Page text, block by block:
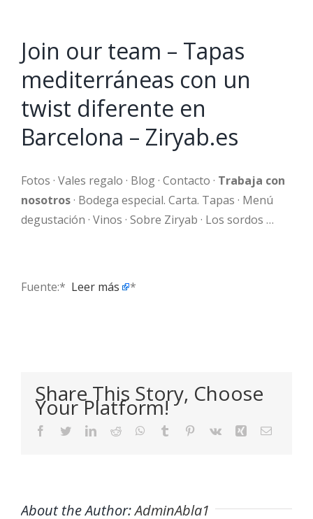
Join our team – Tapas
mediterráneas con un
twist diferente en
Barcelona – Ziryab.es
Fotos · Vales regalo · Blog · Contacto · Trabaja con
nosotros· Bodega especial. Carta. Tapas · Menú
degustación · Vinos · Sobre Ziryab · Los sordos …
Fuente:* ​ Leer más *
Share This Story, Choose
Your Platform!
Facebook
TwitterLinkedIn
Reddit WhatsApp
Tumblr Pinterest
Vk Xing Email
About the Author:AdminAbla1